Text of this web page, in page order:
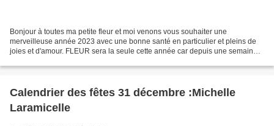
Bonjour à toutes ma petite fleur et moi venons vous souhaiter une
merveilleuse année 2023 avec une bonne santé en particulier et pleins de
joies et d'amour. FLEUR sera la seule cette année car depuis une semaine
Calendrier des fêtes 31 décembre :Michelle
Laramicelle